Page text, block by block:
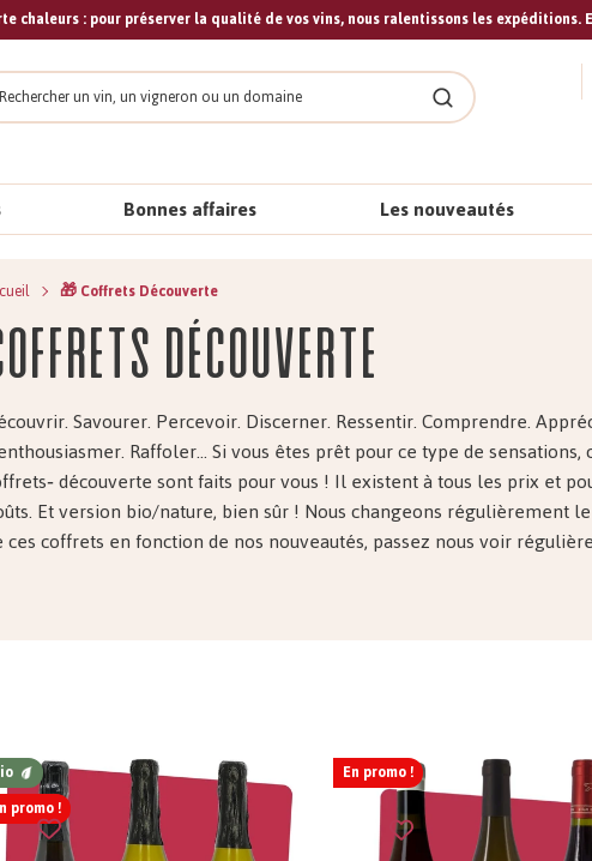
chaleurs : pour préserver la qualité de vos vins, nous ralentissons les expéditions.
Rechercher
Rechercher
Bonnes affaires Les nouveautés
🎁 Coffrets Découverte
Découverte
Savourer. Percevoir. Discerner. Ressentir. Comprendre.
Raffoler... Si vous êtes prêt pour ce type de sensations,
découverte sont faits pour vous ! Il existent à tous les prix et
Et version bio/nature, bien sûr ! Nous changeons régulièrement
ces coffrets en fonction de nos nouveautés, passez nous voir
promo !
En promo !